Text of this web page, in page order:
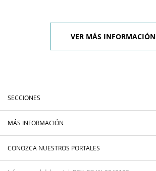
VER MÁS INFORMACIÓN
SECCIONES
MÁS INFORMACIÓN
CONOZCA NUESTROS PORTALES